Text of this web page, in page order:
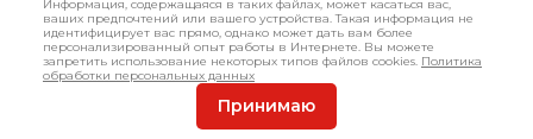
Слайд-гитара Luna LS ELECTRIC Lap Steel
Информация, содержащаяся в таких файлах, может касаться вас,
ваших предпочтений или вашего устройства. Такая информация не
идентифицирует вас прямо, однако может дать вам более
персонализированный опыт работы в Интернете. Вы можете
запретить использование некоторых типов файлов cookies. Политика
обработки персональных данных
Принимаю